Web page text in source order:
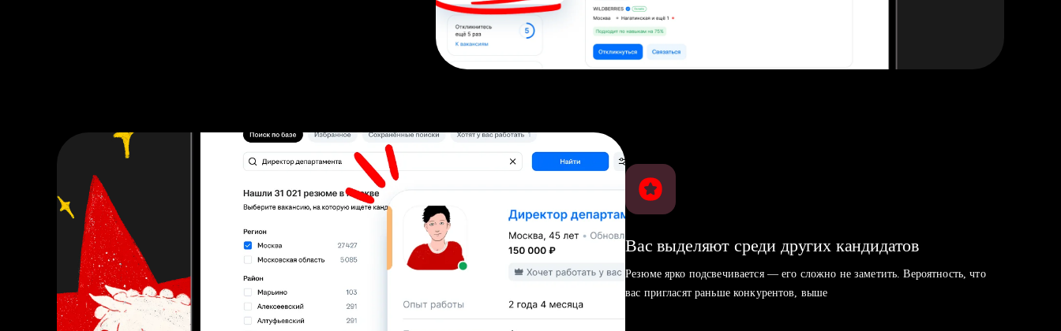
Вас выделяют среди других кандидатов
Резюме ярко подсвечивается — его сложно не заметить. Вероятность, что
вас пригласят раньше конкурентов, выше